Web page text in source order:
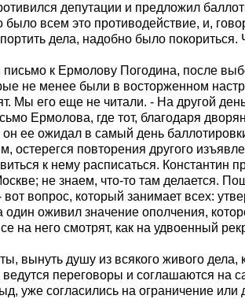
депутации и предложил
всем это противодействие, и,
дела, надобно было покориться.
к Ермолову Погодина, после
не менее были в восторженном
Мы его еще не читали. - На другой
Ермолова, где тот, благодаря
он ее ожидал в самый день
остерегся повторения другого
к нему расписаться. Константин
не знаем, что-то там делается.
вопрос, который занимает всех:
оживил значение ополчения,
на него смотрят, как на удвоенный
вынуть душу из всякого живого дела,
ведутся переговоры и соглашаются на
уже согласились на ограничение